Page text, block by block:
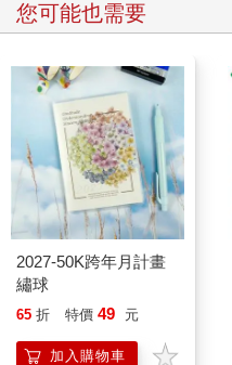
您可能也需要
2027-50K跨年月計畫
繡球
65 折 特價 49 元
加入購物車